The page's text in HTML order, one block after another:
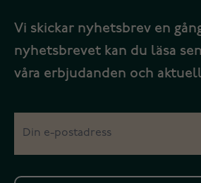
Vi skickar nyhetsbrev en
nyhetsbrevet kan du läsa
våra erbjudanden och